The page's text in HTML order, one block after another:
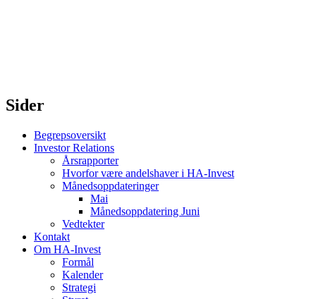
Sider
Begrepsoversikt
Investor Relations
Årsrapporter
Hvorfor være andelshaver i HA-Invest
Månedsoppdateringer
Mai
Månedsoppdatering Juni
Vedtekter
Kontakt
Om HA-Invest
Formål
Kalender
Strategi